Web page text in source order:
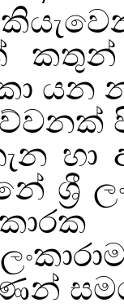
කතුන්
යන
හා
ශ්‍රී